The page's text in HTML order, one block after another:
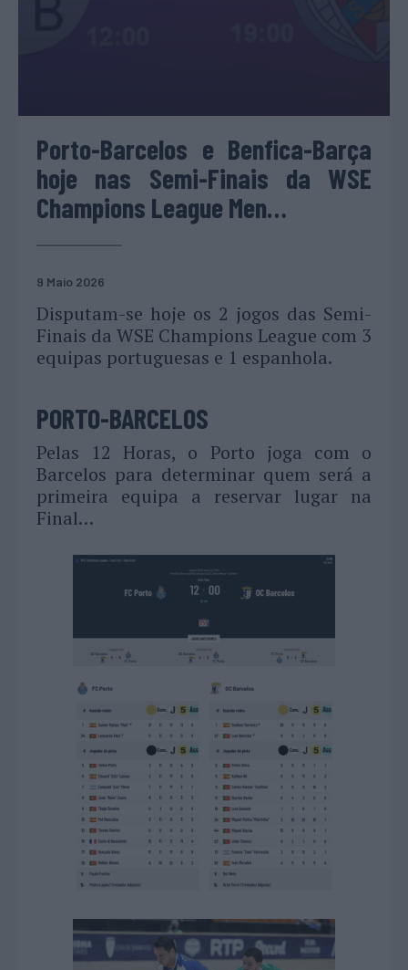
Porto-Barcelos e Benfica-Barça
hoje nas Semi-Finais da WSE
Champions League Men…
9 Maio 2026
Disputam-se hoje os 2 jogos das Semi-
Finais da WSE Champions League com 3
equipas portuguesas e 1 espanhola.
PORTO-BARCELOS
Pelas 12 Horas, o Porto joga com o
Barcelos para determinar quem será a
primeira equipa a reservar lugar na
Final…